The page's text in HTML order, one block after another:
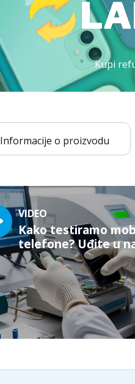
Kupi
Informacije o proizvodu
VIDEO
Kako testiramo
telefone? Uđite u